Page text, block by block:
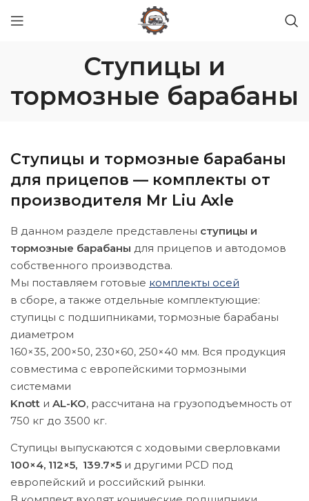
Ступицы и
тормозные барабаны
Ступицы и тормозные барабаны
для прицепов — комплекты от
производителя Mr Liu Axle
В данном разделе представлены ступицы и
тормозные барабаны для прицепов и автодомов
собственного производства.
Мы поставляем готовые комплекты осей
в сборе, а также отдельные комплектующие:
ступицы с подшипниками, тормозные барабаны
диаметром
160×35, 200×50, 230×60, 250×40 мм. Вся продукция
совместима с европейскими тормозными
системами
Knott и AL-KO, рассчитана на грузоподъемность от
750 кг до 3500 кг.
Ступицы выпускаются с ходовыми сверловками
100×4, 112×5, 139.7×5 и другими PCD под
европейский и российский рынки.